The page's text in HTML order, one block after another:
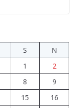
S
N
1
2
8
9
15
16